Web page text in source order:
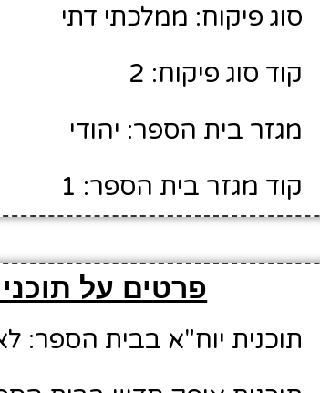
סוג פיקוח: ממלכתי דתי
קוד סוג פיקוח: 2
מגזר בית הספר: יהודי
קוד מגזר בית הספר: 1
פרטים על
תוכנית יוח"א בבית הספר: